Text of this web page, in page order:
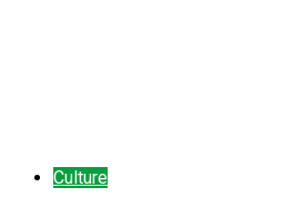
Culture